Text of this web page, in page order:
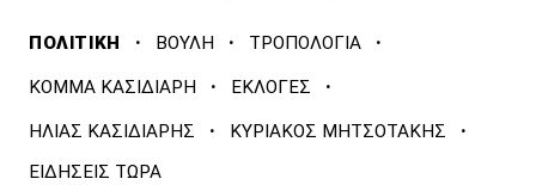
ΠΟΛΙΤΙΚΗ · ΒΟΥΛΗ · ΤΡΟΠΟΛΟΓΙΑ ·
ΚΟΜΜΑ ΚΑΣΙΔΙΑΡΗ · ΕΚΛΟΓΕΣ ·
ΗΛΙΑΣ ΚΑΣΙΔΙΑΡΗΣ · ΚΥΡΙΑΚΟΣ ΜΗΤΣΟΤΑΚΗΣ ·
ΕΙΔΗΣΕΙΣ ΤΩΡΑ